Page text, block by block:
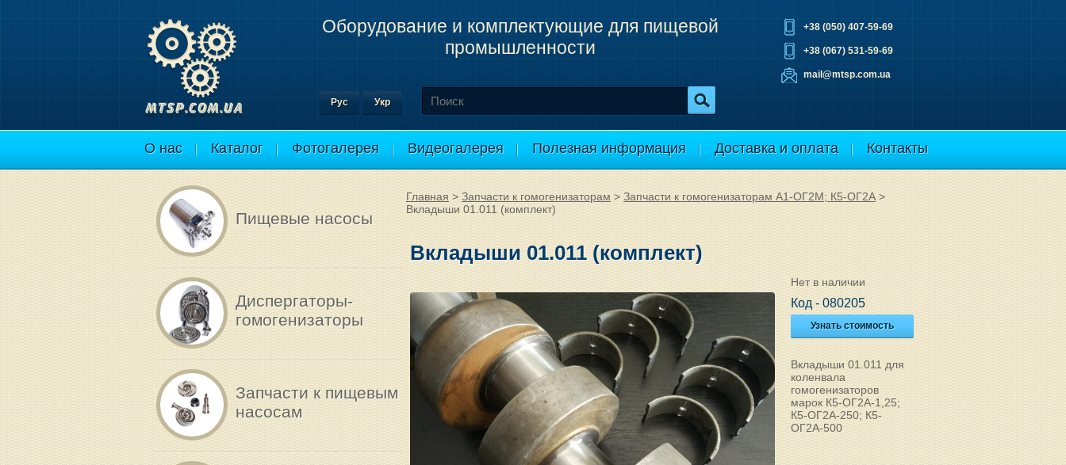
Оборудование и комплектующие для пищевой
промышленности
Рус Укр
+38 (050) 407-59-69
+38 (067) 531-59-69
mail@mtsp.com.ua
О нас Каталог Фотогалерея Видеогалерея Полезная информация Доставка и оплата Контакты
Пищевые насосы
Диспергаторы-
гомогенизаторы
Запчасти к пищевым
насосам
Главная > Запчасти к гомогенизаторам > Запчасти к гомогенизаторам А1-ОГ2М; К5-ОГ2А >
Вкладыши 01.011 (комплект)
Вкладыши 01.011 (комплект)
Нет в наличии
Код - 080205
Узнать стоимость
Вкладыши 01.011 для
коленвала
гомогенизаторов
марок К5-ОГ2А-1,25;
К5-ОГ2А-250; К5-
ОГ2А-500